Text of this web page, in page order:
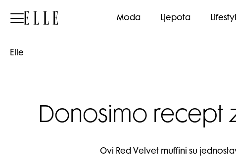
Elle Moda Ljepota
Elle
Donosimo recept
Ovi Red Velvet muffini su